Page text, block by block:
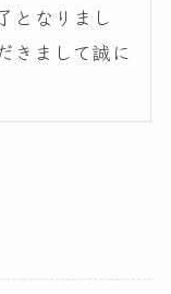
となりまし
きまして誠に